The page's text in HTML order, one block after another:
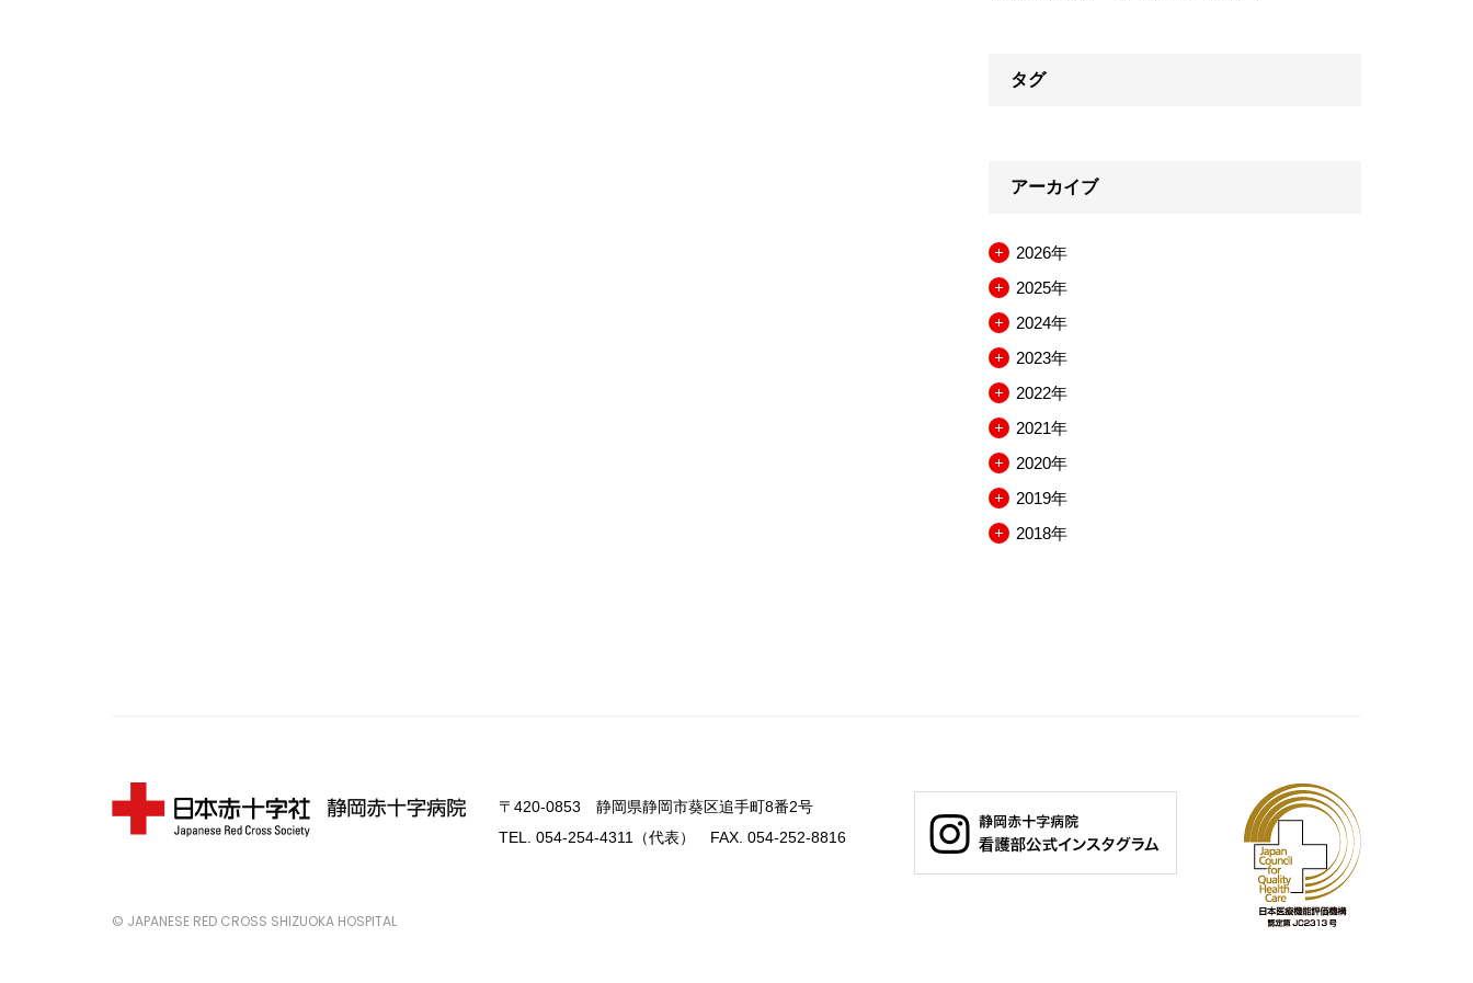
タグ
アーカイブ
2026年
メ
ー
を
開
閉
2025年
メ
ー
を
開
閉
2024年
メ
ー
を
開
閉
2023年
メ
ー
を
開
2022年
メ
ー
を
2021年
メ
ー
2020年
メ
2019年
メ
2018年
〒420-0853 静岡県静岡市葵区追手町8番2号
TEL. 054-254-4311（代表） FAX. 054-252-8816
© JAPANESE RED CROSS SHIZUOKA HOSPITAL